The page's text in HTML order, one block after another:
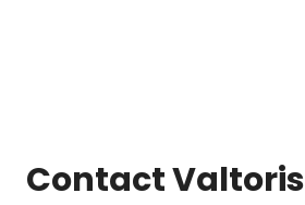
Contact Valtoris